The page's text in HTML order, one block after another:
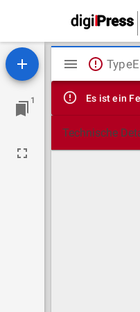
1
Mirador
Viewer
Es ist ein
Technische